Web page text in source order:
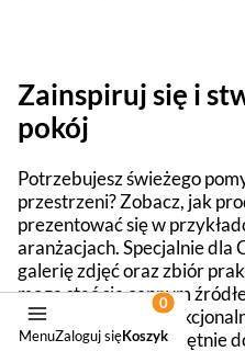
Zainspiruj się i
pokój
Potrzebujesz świeżego
przestrzeni? Zobacz, jak
prezentować się w
aranżacjach. Specjalnie
galerię zdjęć oraz zbiór
mogą stać się cennym
podpowiedzi, jak
przestrzeń i jak umiejętnie
MenuZaloguj sięKoszyk